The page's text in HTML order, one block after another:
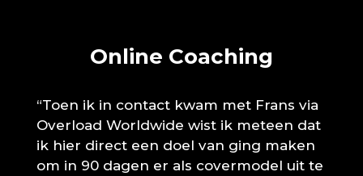
Online Coaching
“Toen ik in contact kwam met Frans via
Overload Worldwide wist ik meteen dat
ik hier direct een doel van ging maken
om in 90 dagen er als covermodel uit te